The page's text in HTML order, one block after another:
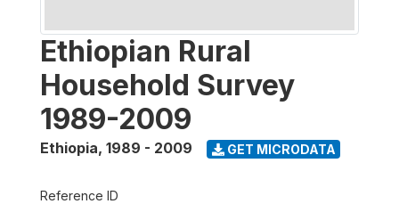
Ethiopian Rural
Household Survey
1989-2009
Ethiopia, 1989 - 2009 GET MICRODATA
Reference ID